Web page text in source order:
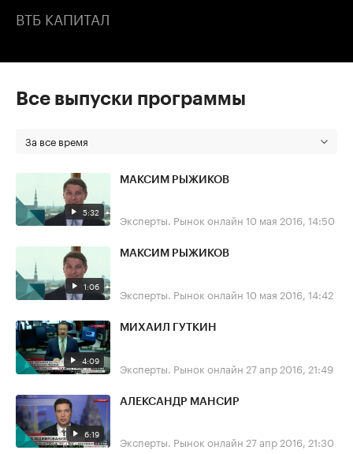
ВТБ КАПИТАЛ
Все выпуски программы
За все время
5:32
МАКСИМ РЫЖИКОВ
Эксперты. Рынок онлайн 10 мая 2016, 14:50
1:06
МАКСИМ РЫЖИКОВ
Эксперты. Рынок онлайн 10 мая 2016, 14:42
4:09
МИХАИЛ ГУТКИН
Эксперты. Рынок онлайн 27 апр 2016, 21:49
6:19
АЛЕКСАНДР МАНСИР
Эксперты. Рынок онлайн 27 апр 2016, 21:30